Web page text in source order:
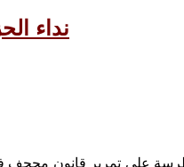
نداء
على تمرير قانون